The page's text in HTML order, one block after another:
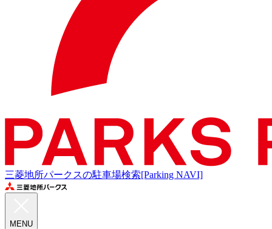
三菱地所パークスの駐車場検索[Parking NAVI]
MENU